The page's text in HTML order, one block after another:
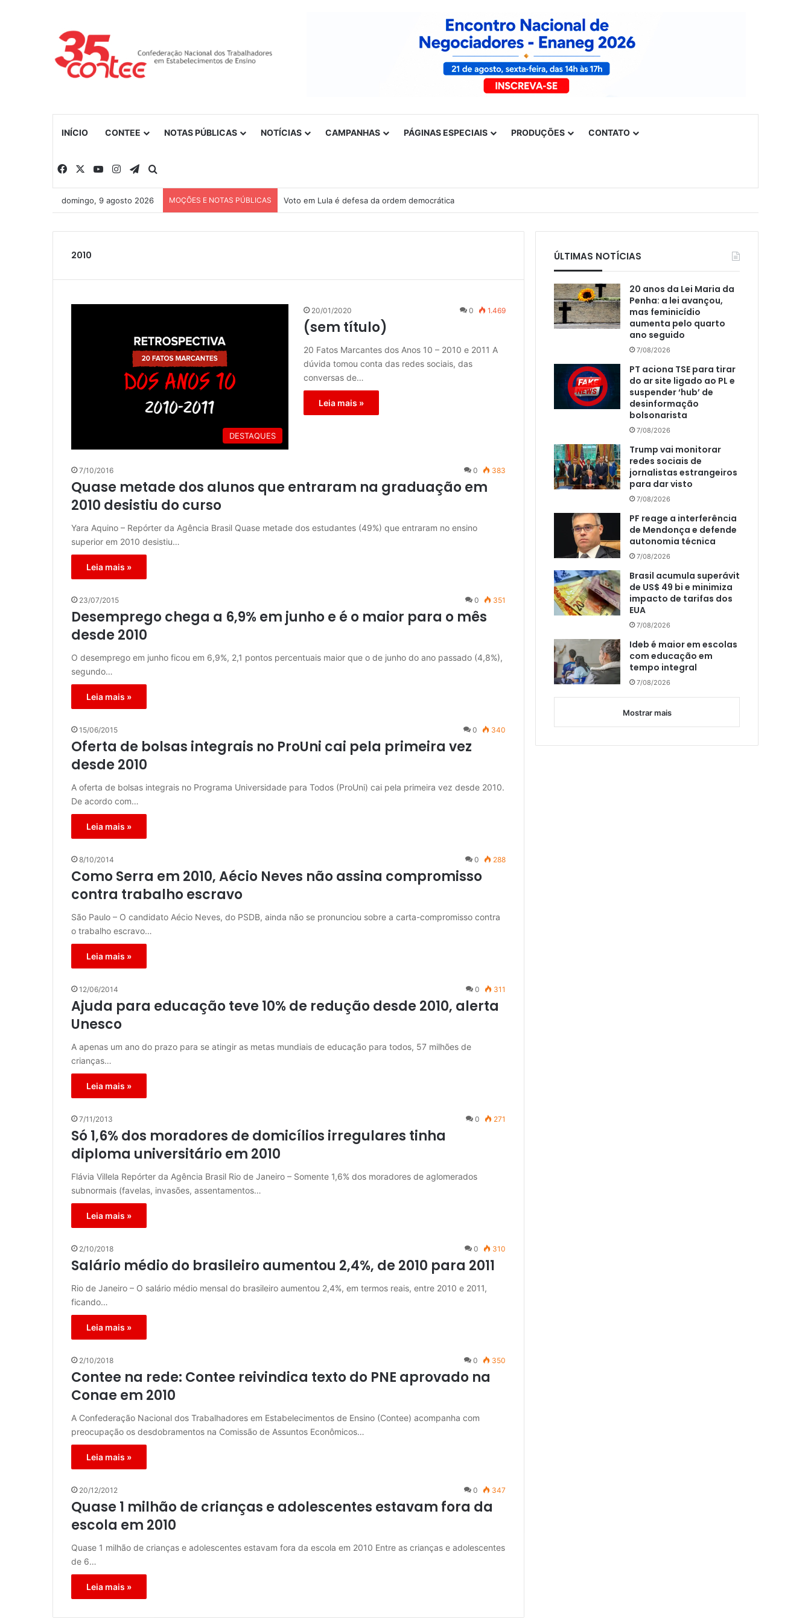
INÍCIO CONTEE NOTAS PÚBLICAS NOTÍCIAS CAMPANHAS PÁGINAS ESPECIAIS PRODUÇÕES CONTATO
Facebook YouTubeInstagramTelegram
domingo, 9 agosto 2026 MOÇÕES E NOTAS PÚBLICAS Voto em Lula é defesa da ordem democrática
2010
DESTAQUES
20/01/2020 0 1.469
(sem título)
20 Fatos Marcantes dos Anos 10 – 2010 e 2011 A
dúvida tomou conta das redes sociais, das
conversas de…
Leia mais »
7/10/2016 0 383
Quase metade dos alunos que entraram na graduação em
2010 desistiu do curso
Yara Aquino – Repórter da Agência Brasil Quase metade dos estudantes (49%) que entraram no ensino
superior em 2010 desistiu…
Leia mais »
23/07/2015 0 351
Desemprego chega a 6,9% em junho e é o maior para o mês
desde 2010
O desemprego em junho ficou em 6,9%, 2,1 pontos percentuais maior que o de junho do ano passado (4,8%),
segundo…
Leia mais »
15/06/2015 0 340
Oferta de bolsas integrais no ProUni cai pela primeira vez
desde 2010
A oferta de bolsas integrais no Programa Universidade para Todos (ProUni) cai pela primeira vez desde 2010.
De acordo com…
Leia mais »
8/10/2014 0 288
Como Serra em 2010, Aécio Neves não assina compromisso
contra trabalho escravo
São Paulo – O candidato Aécio Neves, do PSDB, ainda não se pronunciou sobre a carta-compromisso contra
o trabalho escravo…
Leia mais »
12/06/2014 0 311
Ajuda para educação teve 10% de redução desde 2010, alerta
Unesco
A apenas um ano do prazo para se atingir as metas mundiais de educação para todos, 57 milhões de
crianças…
Leia mais »
7/11/2013 0 271
Só 1,6% dos moradores de domicílios irregulares tinha
diploma universitário em 2010
Flávia Villela Repórter da Agência Brasil Rio de Janeiro – Somente 1,6% dos moradores de aglomerados
subnormais (favelas, invasões, assentamentos…
Leia mais »
2/10/2018 0 310
Salário médio do brasileiro aumentou 2,4%, de 2010 para 2011
Rio de Janeiro – O salário médio mensal do brasileiro aumentou 2,4%, em termos reais, entre 2010 e 2011,
ficando…
Leia mais »
2/10/2018 0 350
Contee na rede: Contee reivindica texto do PNE aprovado na
Conae em 2010
A Confederação Nacional dos Trabalhadores em Estabelecimentos de Ensino (Contee) acompanha com
preocupação os desdobramentos na Comissão de Assuntos Econômicos…
Leia mais »
20/12/2012 0 347
Quase 1 milhão de crianças e adolescentes estavam fora da
escola em 2010
Quase 1 milhão de crianças e adolescentes estavam fora da escola em 2010 Entre as crianças e adolescentes
de 6…
Leia mais »
ÚLTIMAS NOTÍCIAS
20 anos da Lei Maria da
Penha: a lei avançou,
mas feminicídio
aumenta pelo quarto
ano seguido
7/08/2026
PT aciona TSE para tirar
do ar site ligado ao PL e
suspender ‘hub’ de
desinformação
bolsonarista
7/08/2026
Trump vai monitorar
redes sociais de
jornalistas estrangeiros
para dar visto
7/08/2026
PF reage a interferência
de Mendonça e defende
autonomia técnica
7/08/2026
Brasil acumula superávit
de US$ 49 bi e minimiza
impacto de tarifas dos
EUA
7/08/2026
Ideb é maior em escolas
com educação em
tempo integral
7/08/2026
Mostrar mais